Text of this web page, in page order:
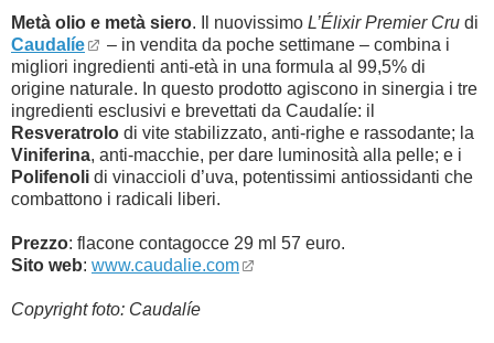
Metà olio e metà siero. Il nuovissimo L’Élixir Premier Cru di
Caudalíe
– in vendita da poche settimane – combina i
migliori ingredienti anti-età in una formula al 99,5% di
origine naturale. In questo prodotto agiscono in sinergia i tre
ingredienti esclusivi e brevettati da Caudalíe: il
Resveratrolo di vite stabilizzato, anti-righe e rassodante; la
Viniferina, anti-macchie, per dare luminosità alla pelle; e i
Polifenoli di vinaccioli d’uva, potentissimi antiossidanti che
combattono i radicali liberi.
Prezzo: flacone contagocce 29 ml 57 euro.
Sito web: www.caudalie.com
Copyright foto: Caudalíe